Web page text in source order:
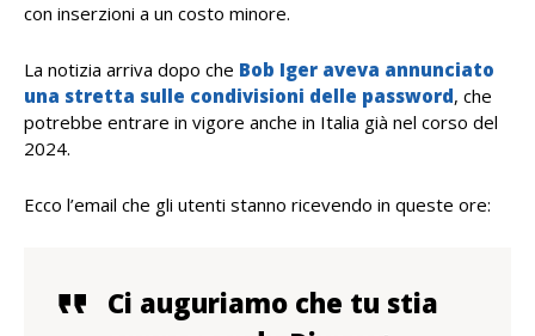
con inserzioni a un costo minore.
La notizia arriva dopo che Bob Iger aveva annunciato
una stretta sulle condivisioni delle password, che
potrebbe entrare in vigore anche in Italia già nel corso del
2024.
Ecco l’email che gli utenti stanno ricevendo in queste ore:
Ci auguriamo che tu stia